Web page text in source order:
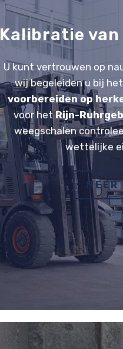
Kalibratie van
U kunt vertrouwen op
wij begeleiden u bij
voorbereiden op
voor hetRijn-
weegschalen
wettelijke